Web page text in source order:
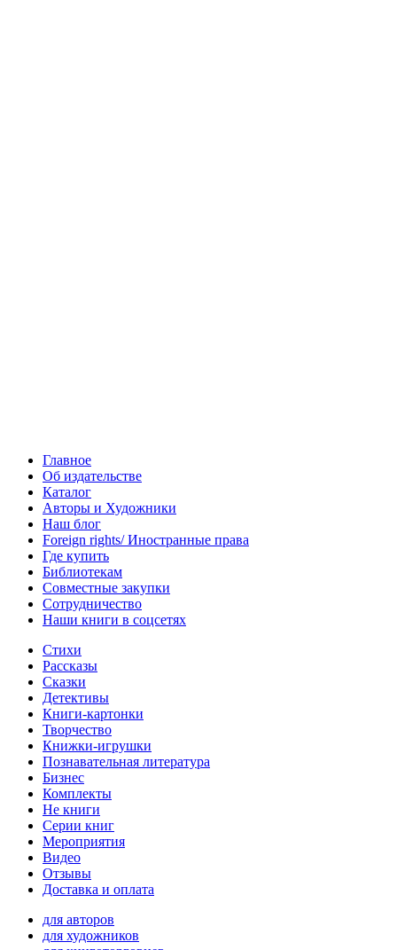
Главное
Об издательстве
Каталог
Авторы и Художники
Наш блог
Foreign rights/ Иностранные права
Где купить
Библиотекам
Совместные закупки
Сотрудничество
Наши книги в соцсетях
Стихи
Рассказы
Сказки
Детективы
Книги-картонки
Творчество
Книжки-игрушки
Познавательная литература
Бизнес
Комплекты
Не книги
Серии книг
Мероприятия
Видео
Отзывы
Доставка и оплата
для авторов
для художников